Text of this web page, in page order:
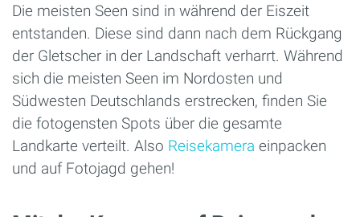
Die meisten Seen sind in während der Eiszeit
entstanden. Diese sind dann nach dem Rückgang
der Gletscher in der Landschaft verharrt. Während
sich die meisten Seen im Nordosten und
Südwesten Deutschlands erstrecken, finden Sie
die fotogensten Spots über die gesamte
Landkarte verteilt. Also Reisekamera einpacken
und auf Fotojagd gehen!